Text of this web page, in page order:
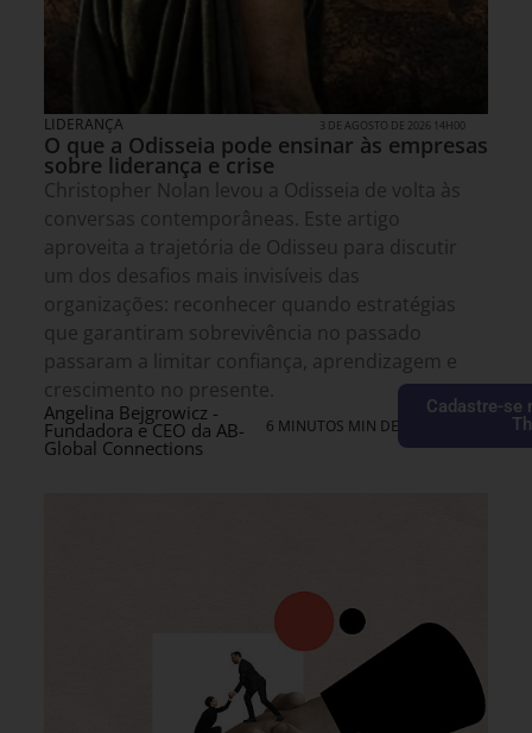
LIDERANÇA 3 DE AGOSTO DE 2026 14H00
O que a Odisseia pode ensinar às empresas
sobre liderança e crise
Christopher Nolan levou a Odisseia de volta às
conversas contemporâneas. Este artigo
aproveita a trajetória de Odisseu para discutir
um dos desafios mais invisíveis das
organizações: reconhecer quando estratégias
que garantiram sobrevivência no passado
passaram a limitar confiança, aprendizagem e
crescimento no presente.
Angelina Bejgrowicz -
Fundadora e CEO da AB-
Global Connections
6 MINUTOS MIN DE LEITURA
Cadastre-se